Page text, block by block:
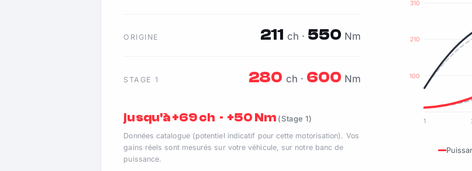
ORIGINE 211 ch · 550 Nm
STAGE 1 280 ch · 600 Nm
jusqu'à +69 ch · +50 Nm (Stage 1)
Données catalogue (potentiel indicatif pour cette motorisation). Vos
gains réels sont mesurés sur votre véhicule, sur notre banc de
puissance.
100
210
310
1